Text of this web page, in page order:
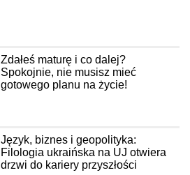
Zdałeś maturę i co dalej?
Spokojnie, nie musisz mieć
gotowego planu na życie!
Język, biznes i geopolityka:
Filologia ukraińska na UJ otwiera
drzwi do kariery przyszłości